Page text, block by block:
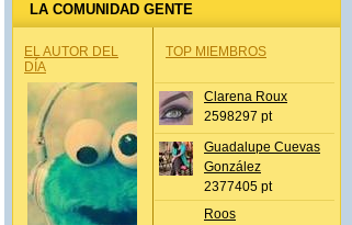
LA COMUNIDAD GENTE
EL AUTOR DEL
DÍA
TOP MIEMBROS
Clarena Roux
2598297 pt
Guadalupe Cuevas
González
2377405 pt
Roos